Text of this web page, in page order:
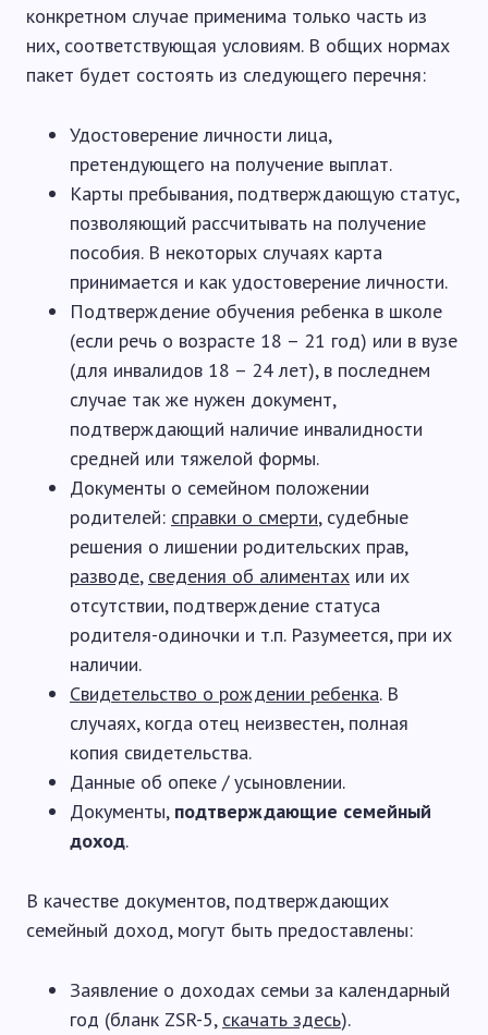
конкретном случае применима только часть из
них, соответствующая условиям. В общих нормах
пакет будет состоять из следующего перечня:
Удостоверение личности лица,
претендующего на получение выплат.
Карты пребывания, подтверждающую статус,
позволяющий рассчитывать на получение
пособия. В некоторых случаях карта
принимается и как удостоверение личности.
Подтверждение обучения ребенка в школе
(если речь о возрасте 18 – 21 год) или в вузе
(для инвалидов 18 – 24 лет), в последнем
случае так же нужен документ,
подтверждающий наличие инвалидности
средней или тяжелой формы.
Документы о семейном положении
родителей: справки о смерти, судебные
решения о лишении родительских прав,
разводе, сведения об алиментах или их
отсутствии, подтверждение статуса
родителя-одиночки и т.п. Разумеется, при их
наличии.
Свидетельство о рождении ребенка. В
случаях, когда отец неизвестен, полная
копия свидетельства.
Данные об опеке / усыновлении.
Документы, подтверждающие семейный
доход.
В качестве документов, подтверждающих
семейный доход, могут быть предоставлены:
Заявление о доходах семьи за календарный
год (бланк ZSR-5, скачать здесь).